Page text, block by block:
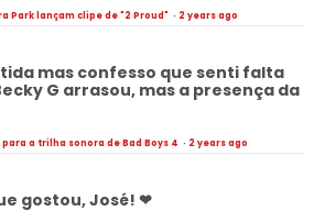
Park lançam clipe de "2 Proud" · 2 years ago
mas confesso que senti falta
G arrasou, mas a presença da
para a trilha sonora de Bad Boys 4 · 2 years ago
gostou, José! ❤